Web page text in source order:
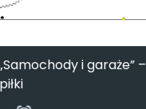
i garaże” –